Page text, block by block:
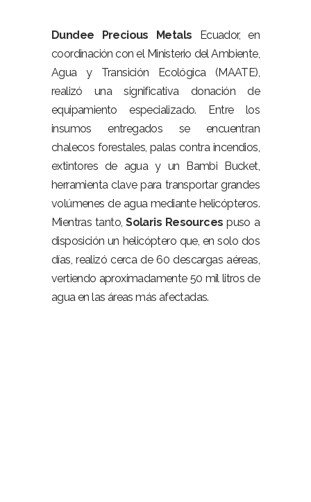
Dundee Precious Metals Ecuador, en
coordinación con el Ministerio del Ambiente,
Agua y Transición Ecológica (MAATE),
realizó una significativa donación de
equipamiento especializado. Entre los
insumos entregados se encuentran
chalecos forestales, palas contra incendios,
extintores de agua y un Bambi Bucket,
herramienta clave para transportar grandes
volúmenes de agua mediante helicópteros.
Mientras tanto,Solaris Resources puso a
disposición un helicóptero que, en solo dos
días, realizó cerca de 60 descargas aéreas,
vertiendo aproximadamente 50 mil litros de
agua en las áreas más afectadas.